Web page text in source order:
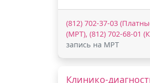
(812) 702-37-03
(МРТ), (812) 702-68-01
запись на МРТ
Клинико-